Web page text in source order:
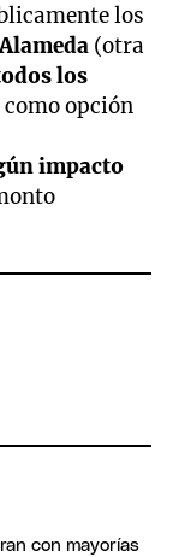
los
(otra
los
opción
impacto
con mayorías